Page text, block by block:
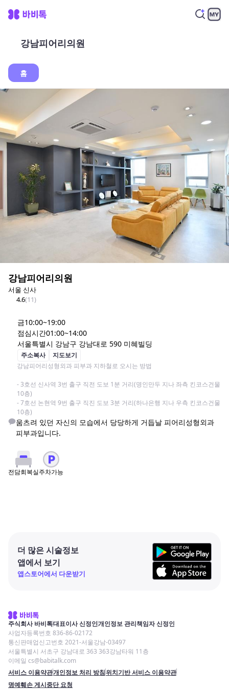
강남피어리의원
홈
강남피어리의원
서울 신사
4.6(11)
금10:00~19:00
점심시간01:00~14:00
서울특별시 강남구 강남대로 590 미혜빌딩
주소복사
지도보기
강남피어리성형외과 피부과 지하철로 오시는 방법
- 3호선 신사역 3번 출구 직전 도보 1분 거리(명인만두 지나 좌측 킨코스건물
10층)
- 7호선 논현역 9번 출구 직진 도보 3분 거리(하나은행 지나 우측 킨코스건물
10층)
움츠려 있던 자신의 모습에서 당당하게 거듭날 피어리성형외과
피부과입니다.
전담회복실주차가능
더 많은 시술정보
앱에서 보기
앱스토어에서 다운받기
주식회사 바비톡대표이사 신정인개인정보 관리책임자 신정인
사업자등록번호 836-86-02172
통신판매업신고번호 2021-서울강남-03497
서울특별시 서초구 강남대로 363 363강남타워 11층
이메일 cs@babitalk.com
서비스 이용약관개인정보 처리 방침위치기반 서비스 이용약관
명예훼손 게시중단 요청